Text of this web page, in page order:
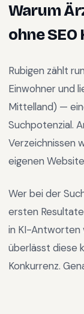
Warum
ohne
Rubigen zählt
Einwohner und
Mittelland) —
Suchpotenzial.
Verzeichnissen
eigenen
Wer bei der
ersten
in KI-Antworten
überlässt diese
Konkurrenz.